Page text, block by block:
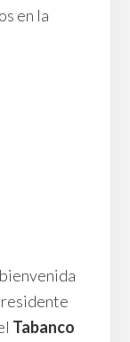
en la
Tabanco